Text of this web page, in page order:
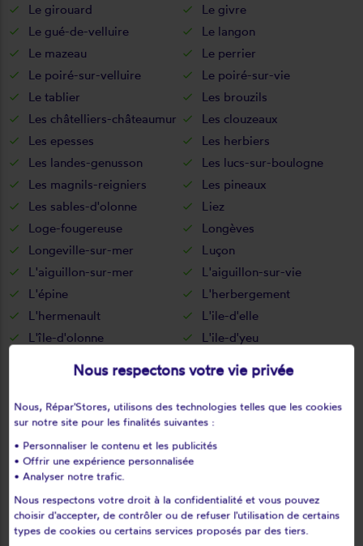
Le girouard
Le givre
Le gué-de-velluire
Le langon
Le mazeau
Le perrier
Le poiré-sur-velluire
Le poiré-sur-vie
Le tablier
Les brouzils
Les châtelliers-châteaumur
Les clouzeaux
Les epesses
Les herbiers
Les landes-genusson
Les lucs-sur-boulogne
Les magnils-reigniers
Les pineaux
Les sables-d'olonne
Liez
Loge-fougereuse
Longèves
Longeville-sur-mer
Luçon
L'aiguillon-sur-mer
L'aiguillon-sur-vie
L'épine
L'herbergement
L'hermenault
L'ile-d'elle
L'île-d'olonne
L'ile-d'yeu
Maillé
Maillezais
Mallièvre
Mareuil-sur-lay-dissais
Marillet
Marsais-sainte-radégonde
Martinet
Menomblet
Montaigu
Montournais
Montreuil
Montréverd
Nous respectons votre vie privée
Nous, Répar'Stores, utilisons des technologies telles que les cookies
sur notre site pour les finalités suivantes :
• Personnaliser le contenu et les publicités
• Offrir une expérience personnalisée
• Analyser notre trafic.
Nous respectons votre droit à la confidentialité et vous pouvez
choisir d'accepter, de contrôler ou de refuser l'utilisation de certains
types de cookies ou certains services proposés par des tiers.